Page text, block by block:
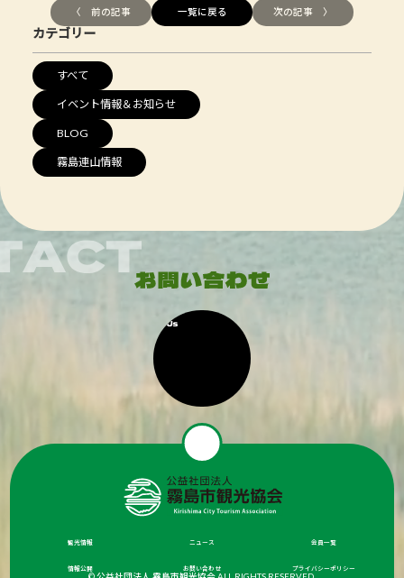
〈 前の記事 一覧に戻る 次の記事 〉
カテゴリー
すべて
イベント情報＆お知らせ
BLOG
霧島連山情報
観光情報 ニュース 会員一覧
情報公開 お問い合わせ プライバシーポリシー